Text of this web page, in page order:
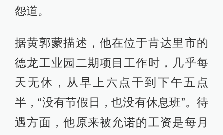
怨道。
据黄郭蒙描述，他在位于肯达里市的
德龙工业园二期项目工作时，几乎每
天无休，从早上六点干到下午五点
半，“没有节假日，也没有休息班”。待
遇方面，他原来被允诺的工资是每月